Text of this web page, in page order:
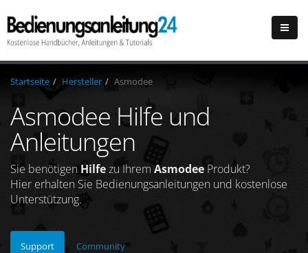
Startseite Hersteller Asmodee
Asmodee Hilfe und
Anleitungen
Sie benötigen Hilfezu Ihrem Asmodee Produkt?
Hier erhalten Sie Bedienungsanleitungen und kostenlose
Unterstützung.
Support Community